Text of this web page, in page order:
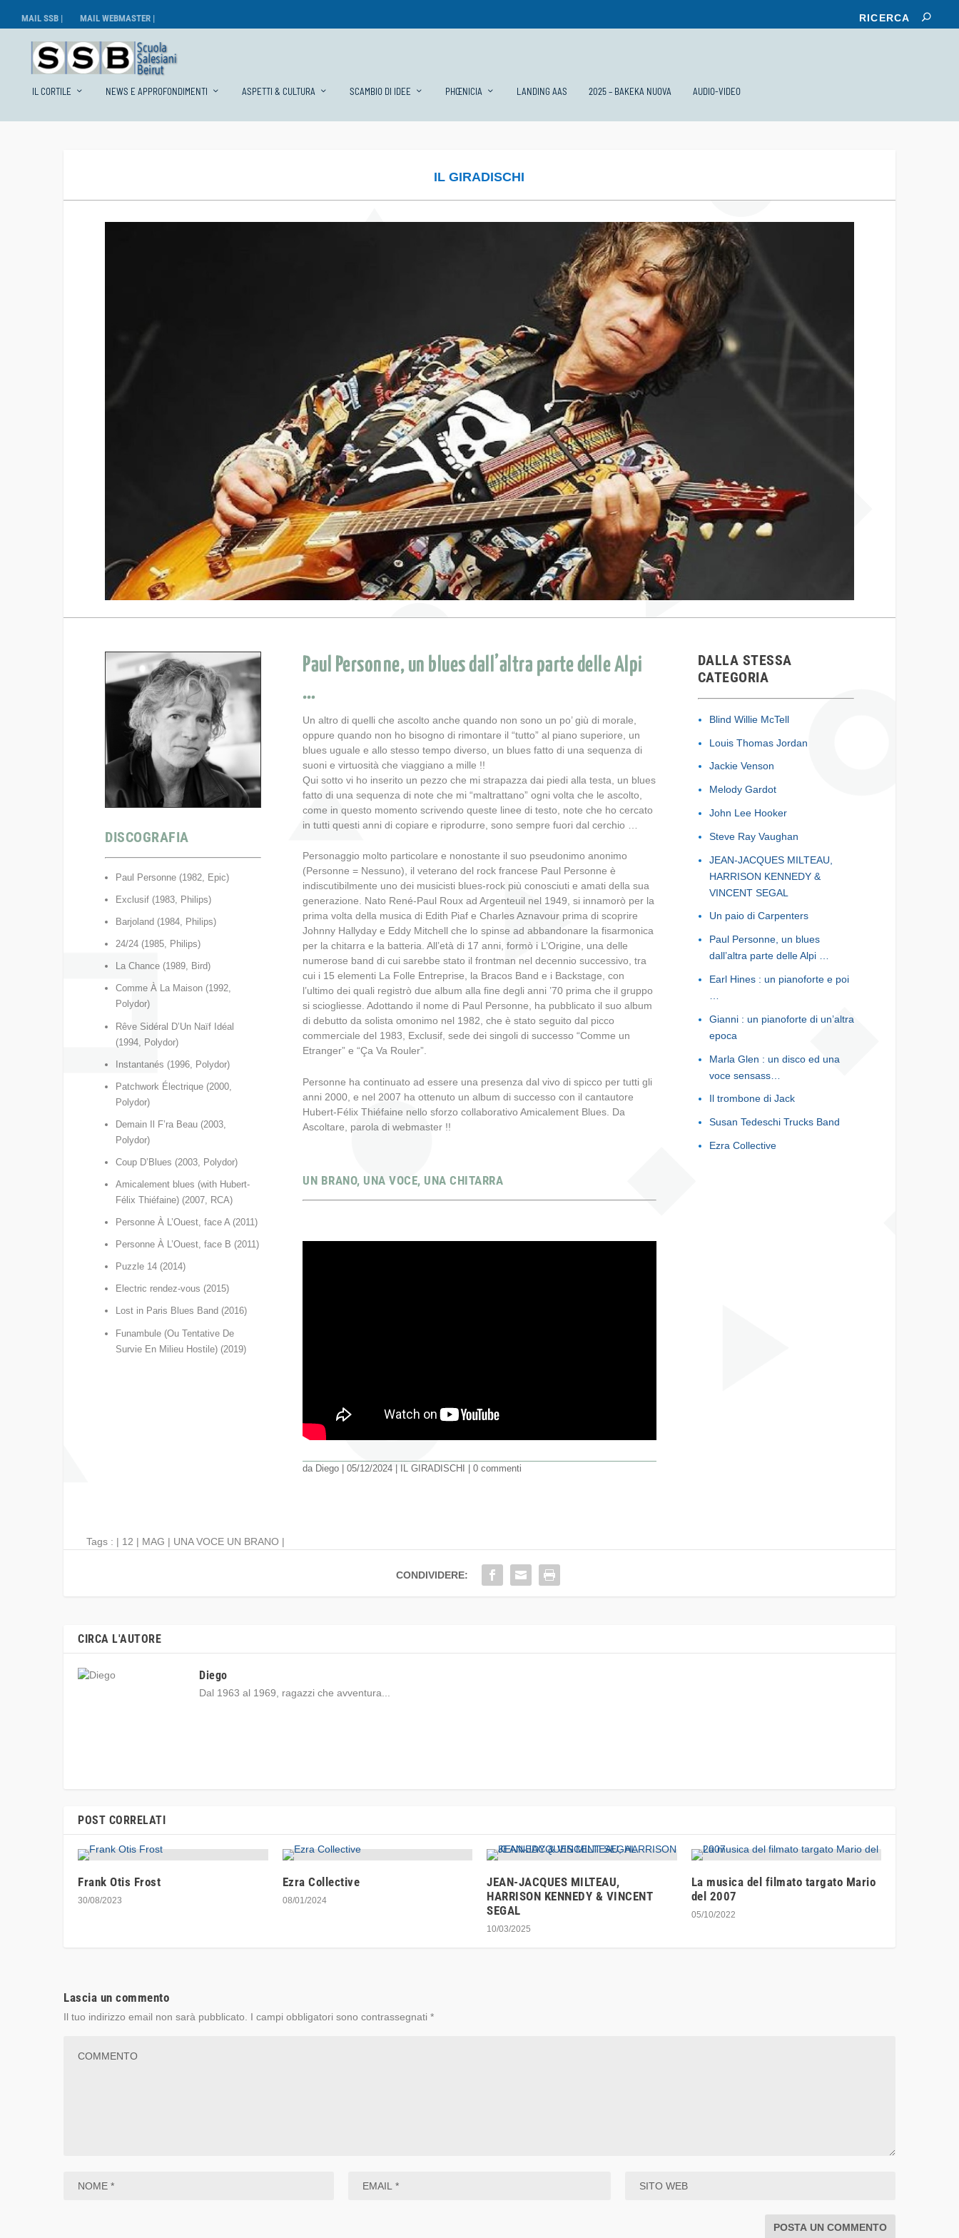
MAIL SSB | MAIL WEBMASTER |
IL CORTILE NEWS E APPROFONDIMENTI ASPETTI & CULTURA SCAMBIO DI IDEE PHŒNICIA LANDING AAS 2025 – BAKEKA NUOVA AUDIO-VIDEO
IL GIRADISCHI
DISCOGRAFIA
Paul Personne (1982, Epic)
Exclusif (1983, Philips)
Barjoland (1984, Philips)
24/24 (1985, Philips)
La Chance (1989, Bird)
Comme À La Maison (1992,
Polydor)
Rêve Sidéral D’Un Naïf Idéal
(1994, Polydor)
Instantanés (1996, Polydor)
Patchwork Électrique (2000,
Polydor)
Demain Il F’ra Beau (2003,
Polydor)
Coup D’Blues (2003, Polydor)
Amicalement blues (with Hubert-
Félix Thiéfaine) (2007, RCA)
Personne À L’Ouest, face A (2011)
Personne À L’Ouest, face B (2011)
Puzzle 14 (2014)
Electric rendez-vous (2015)
Lost in Paris Blues Band (2016)
Funambule (Ou Tentative De
Survie En Milieu Hostile) (2019)
Paul Personne, un blues dall’altra parte delle Alpi
…
Un altro di quelli che ascolto anche quando non sono un po’ giù di morale,
oppure quando non ho bisogno di rimontare il “tutto” al piano superiore, un
blues uguale e allo stesso tempo diverso, un blues fatto di una sequenza di
suoni e virtuosità che viaggiano a mille !!
Qui sotto vi ho inserito un pezzo che mi strapazza dai piedi alla testa, un blues
fatto di una sequenza di note che mi “maltrattano” ogni volta che le ascolto,
come in questo momento scrivendo queste linee di testo, note che ho cercato
in tutti questi anni di copiare e riprodurre, sono sempre fuori dal cerchio …
Personaggio molto particolare e nonostante il suo pseudonimo anonimo
(Personne = Nessuno), il veterano del rock francese Paul Personne è
indiscutibilmente uno dei musicisti blues-rock più conosciuti e amati della sua
generazione. Nato René-Paul Roux ad Argenteuil nel 1949, si innamorò per la
prima volta della musica di Edith Piaf e Charles Aznavour prima di scoprire
Johnny Hallyday e Eddy Mitchell che lo spinse ad abbandonare la fisarmonica
per la chitarra e la batteria. All’età di 17 anni, formò i L’Origine, una delle
numerose band di cui sarebbe stato il frontman nel decennio successivo, tra
cui i 15 elementi La Folle Entreprise, la Bracos Band e i Backstage, con
l’ultimo dei quali registrò due album alla fine degli anni ’70 prima che il gruppo
si sciogliesse. Adottando il nome di Paul Personne, ha pubblicato il suo album
di debutto da solista omonimo nel 1982, che è stato seguito dal picco
commerciale del 1983, Exclusif, sede dei singoli di successo “Comme un
Etranger” e “Ça Va Rouler”.
Personne ha continuato ad essere una presenza dal vivo di spicco per tutti gli
anni 2000, e nel 2007 ha ottenuto un album di successo con il cantautore
Hubert-Félix Thiéfaine nello sforzo collaborativo Amicalement Blues. Da
Ascoltare, parola di webmaster !!
UN BRANO, UNA VOCE, UNA CHITARRA
da Diego |05/12/2024 IL GIRADISCHI |0 commenti
DALLA STESSA
CATEGORIA
Blind Willie McTell
Louis Thomas Jordan
Jackie Venson
Melody Gardot
John Lee Hooker
Steve Ray Vaughan
JEAN-JACQUES MILTEAU,
HARRISON KENNEDY &
VINCENT SEGAL
Un paio di Carpenters
Paul Personne, un blues
dall’altra parte delle Alpi …
Earl Hines : un pianoforte e poi
Gianni : un pianoforte di un’altra
epoca
Marla Glen : un disco ed una
voce sensass…
Il trombone di Jack
Susan Tedeschi Trucks Band
Ezra Collective
Tags : | 12 | MAG | UNA VOCE UN BRANO |
CONDIVIDERE:
CIRCA L'AUTORE
Diego
Dal 1963 al 1969, ragazzi che avventura...
POST CORRELATI
Frank Otis Frost
30/08/2023
Ezra Collective
08/01/2024
JEAN-JACQUES MILTEAU,
HARRISON KENNEDY & VINCENT
SEGAL
10/03/2025
La musica del filmato targato Mario
del 2007
05/10/2022
Lascia un commento
Il tuo indirizzo email non sarà pubblicato. I campi obbligatori sono contrassegnati *